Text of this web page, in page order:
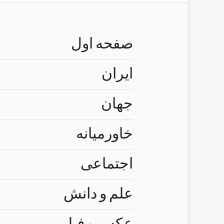
صفحه اول
ایران
جهان
خاورمیانه
اجتماعی
علم و دانش